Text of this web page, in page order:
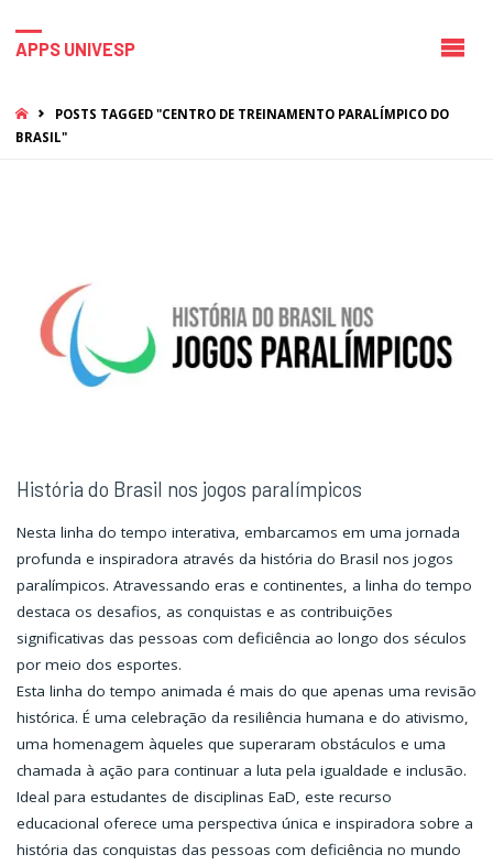
APPS UNIVESP
HOMEPOSTS TAGGED "CENTRO DE TREINAMENTO PARALÍMPICO DO
BRASIL"
História do Brasil nos jogos paralímpicos
Nesta linha do tempo interativa, embarcamos em uma jornada
profunda e inspiradora através da história do Brasil nos jogos
paralímpicos. Atravessando eras e continentes, a linha do tempo
destaca os desafios, as conquistas e as contribuições
significativas das pessoas com deficiência ao longo dos séculos
por meio dos esportes.
Esta linha do tempo animada é mais do que apenas uma revisão
histórica. É uma celebração da resiliência humana e do ativismo,
uma homenagem àqueles que superaram obstáculos e uma
chamada à ação para continuar a luta pela igualdade e inclusão.
Ideal para estudantes de disciplinas EaD, este recurso
educacional oferece uma perspectiva única e inspiradora sobre a
história das conquistas das pessoas com deficiência no mundo